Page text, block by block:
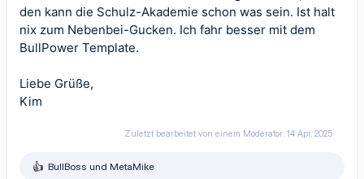
den kann die Schulz-Akademie schon was sein. Ist halt
nix zum Nebenbei-Gucken. Ich fahr besser mit dem
BullPower Template.
Liebe Grüße,
Kim
Zuletzt bearbeitet von einem Moderator: 14 Apr. 2025
R
BullBoss und MetaMike